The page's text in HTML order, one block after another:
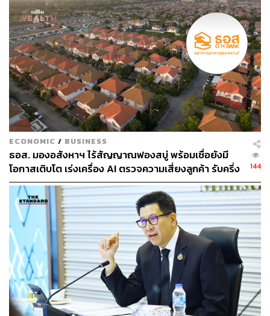
พิสูจน์อักษร:ภาสิณี เพิ่มพันธุ์พงศ์
อ้างอิง:ธนาคารอาคารสงเคราะห์ (ธอส.)
TAGS: ธนาคารอาคารสงเคราะห์
โครงการบ้านล้านหลัง
52
ABOUT THE AUTHOR
ECONOMIC / BUSINESS
ธอส. มองอสังหาฯ ไร้สัญญาณฟองสบู่ พร้อมเชื่อยังมี
โอกาสเติบโต เร่งเครื่อง AI ตรวจความเสี่ยงลูกค้า รับครึ่ง
ปีหลัง ยกระดับจับธุรกรรมต้องสงสัย-ปล่อยกู้เฉพาะ
บุคคล
144